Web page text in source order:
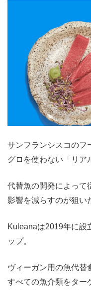
サンフランシスコのフ
グロを使わない「リア
代替魚の開発によって
影響を減らすのが狙い
Kuleanaは2019年に設
ップ。
ヴィーガン用の魚代替
すべての魚介類をター